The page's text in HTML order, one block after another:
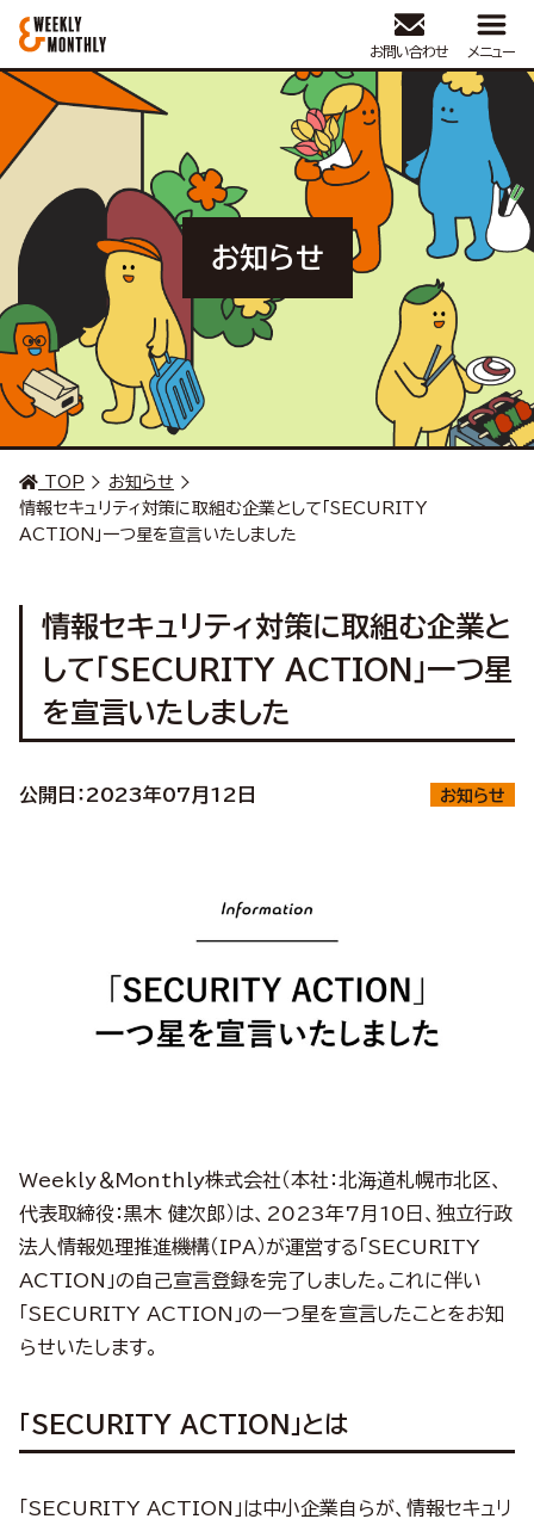
お問い合わせ メニュー
お知らせ
TOP
お知らせ
情報セキュリティ対策に取組む企業として「SECURITY
ACTION」一つ星を宣言いたしました
情報セキュリティ対策に取組む企業と
して「SECURITY ACTION」一つ星
を宣言いたしました
公開日：2023年07月12日 お知らせ
Weekly＆Monthly株式会社（本社：北海道札幌市北区、
代表取締役：黒木 健次郎）は、2023年7月10日、独立行政
法人情報処理推進機構（IPA）が運営する「SECURITY
ACTION」の自己宣言登録を完了しました。これに伴い
「SECURITY ACTION」の一つ星を宣言したことをお知
らせいたします。
「SECURITY ACTION」とは
「SECURITY ACTION」は中小企業自らが、情報セキュリ